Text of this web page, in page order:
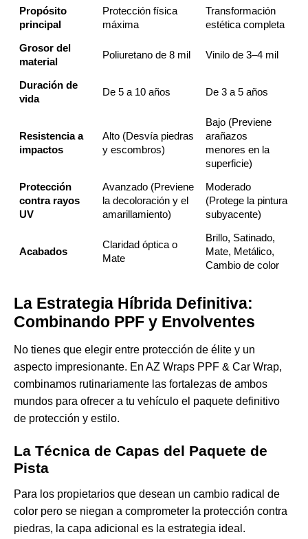
Propósito
principal
Protección física
máxima
Transformación
estética completa
Grosor del
material
Poliuretano de 8 mil Vinilo de 3–4 mil
Duración de
vida
De 5 a 10 años De 3 a 5 años
Resistencia a
impactos
Alto (Desvía piedras
y escombros)
Bajo (Previene
arañazos
menores en la
superficie)
Protección
contra rayos
UV
Avanzado (Previene
la decoloración y el
amarillamiento)
Moderado
(Protege la pintura
subyacente)
Acabados
Claridad óptica o
Mate
Brillo, Satinado,
Mate, Metálico,
Cambio de color
La Estrategia Híbrida Definitiva:
Combinando PPF y Envolventes
No tienes que elegir entre protección de élite y un
aspecto impresionante. En AZ Wraps PPF & Car Wrap,
combinamos rutinariamente las fortalezas de ambos
mundos para ofrecer a tu vehículo el paquete definitivo
de protección y estilo.
La Técnica de Capas del Paquete de
Pista
Para los propietarios que desean un cambio radical de
color pero se niegan a comprometer la protección contra
piedras, la capa adicional es la estrategia ideal.